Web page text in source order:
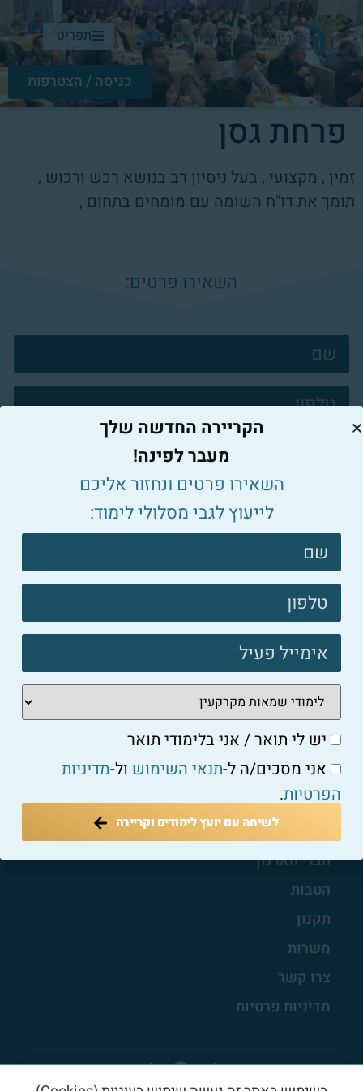
תפריט
כניסה / הצטרפות
פרחת גסן
זמין , מקצועי , בעל ניסיון רב בנושא רכש ורכוש ,
תומך את דו"ח השומה עם מומחים בתחום ,
השאירו פרטים:
צרו
קשר
פוטר
יש לי תואר / אני בלימודי תואר
אני מסכים/ה ל-תנאי השימושול-מדיניות
הפרטיות.
לשיחה עם יועץ לימודים וקריירה
עמוד הבית
עדכונים
חברי הארגון
הטבות
תקנון
משרות
צרו קשר
מדיניות פרטיות
הקריירה החדשה שלך
מעבר לפינה!
השאירו פרטים ונחזור אליכם
לייעוץ לגבי מסלולי לימוד:
צרו
קשר
פוטר
יש לי תואר / אני בלימודי תואר
אני מסכים/ה ל-תנאי השימוש ול-מדיניות
הפרטיות.
לשיחה עם יועץ לימודים וקריירה